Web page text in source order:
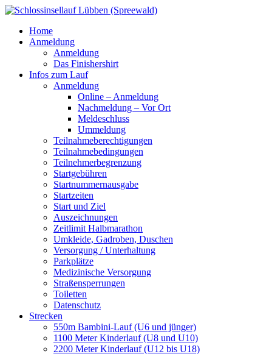
Home
Anmeldung
Anmeldung
Das Finishershirt
Infos zum Lauf
Anmeldung
Online – Anmeldung
Nachmeldung – Vor Ort
Meldeschluss
Ummeldung
Teilnahmeberechtigungen
Teilnahmebedingungen
Teilnehmerbegrenzung
Startgebühren
Startnummernausgabe
Startzeiten
Start und Ziel
Auszeichnungen
Zeitlimit Halbmarathon
Umkleide, Gadroben, Duschen
Versorgung / Unterhaltung
Parkplätze
Medizinische Versorgung
Straßensperrungen
Toiletten
Datenschutz
Strecken
550m Bambini-Lauf (U6 und jünger)
1100 Meter Kinderlauf (U8 und U10)
2200 Meter Kinderlauf (U12 bis U18)